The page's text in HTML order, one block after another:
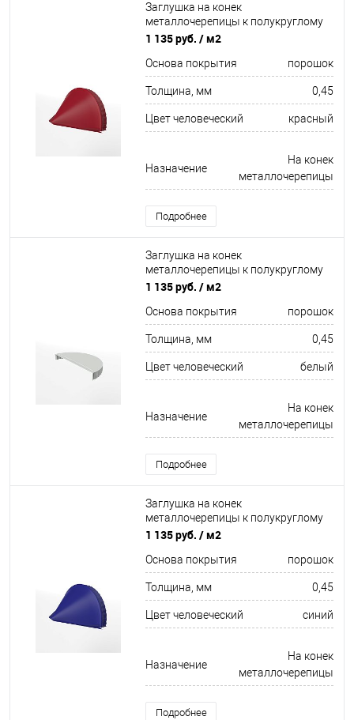
Заглушка на конек
металлочерепицы к полукруглому
коньку конусная для кровли
покрытием 0,45x301мм RAL 3003
1 135 руб. / м2
Основа покрытия порошок
Толщина, мм 0,45
Цвет человеческий красный
Назначение
На конек
металлочерепицы
Подробнее
Заглушка на конек
металлочерепицы к полукруглому
коньку торцевая для кровли
покрытием 0,45x220мм RAL 9003
1 135 руб. / м2
Основа покрытия порошок
Толщина, мм 0,45
Цвет человеческий белый
Назначение
На конек
металлочерепицы
Подробнее
Заглушка на конек
металлочерепицы к полукруглому
коньку конусная для кровли
покрытием 0,45x301мм RAL 5002
1 135 руб. / м2
Основа покрытия порошок
Толщина, мм 0,45
Цвет человеческий синий
Назначение
На конек
металлочерепицы
Подробнее